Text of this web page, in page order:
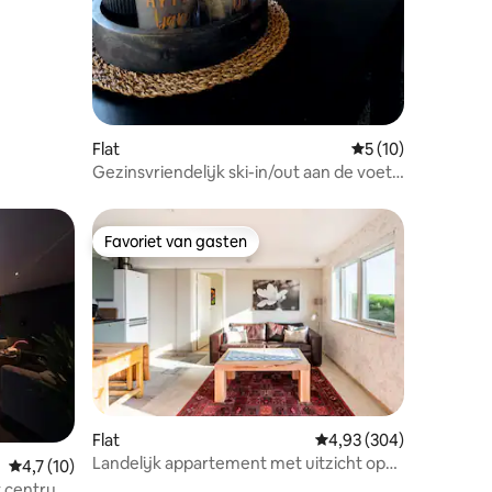
Flat Gemiddelde
5 (10)
Gezinsvriendelijk ski-in/out aan de voet
Gemiddelde beoordeling van 4,7 op 5, 10 recensies
4,7 (10)
Favoriet van gasten
Favoriet van gasten
Flat Gemiddelde
4,93 (304)
Landelijk appartement met uitzicht op